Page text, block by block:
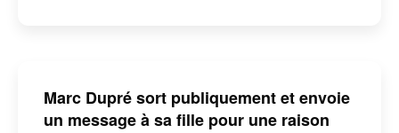
Marc Dupré sort publiquement et envoie
un message à sa fille pour une raison